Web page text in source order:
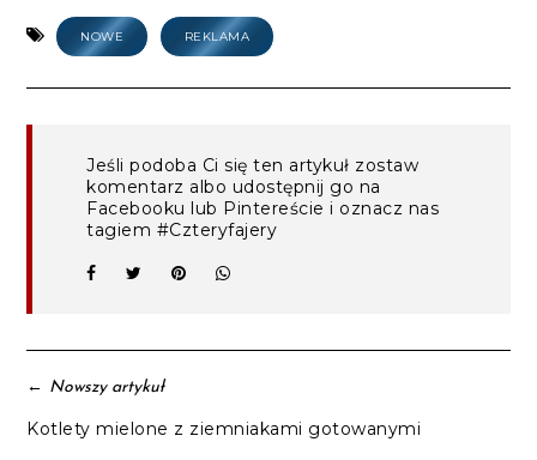
NOWE REKLAMA
Jeśli podoba Ci się ten artykuł zostaw
komentarz albo udostępnij go na
Facebooku lub Pintereście i oznacz nas
tagiem #Czteryfajery
← Nowszy artykuł
Kotlety mielone z ziemniakami gotowanymi